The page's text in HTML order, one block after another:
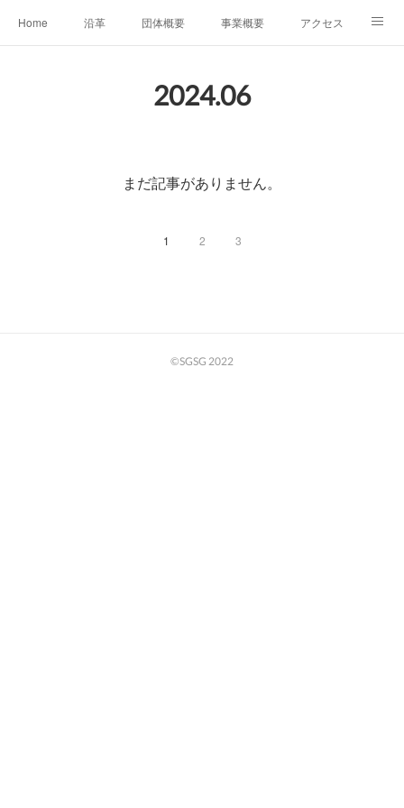
Home 沿革 団体概要 事業概要 アクセス
中期計画（2026-2031）
2024.06
まだ記事がありません。
1 2 3
©SGSG 2022